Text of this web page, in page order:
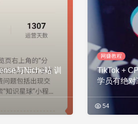
与Niche站 训
网赚教程
TikTok +
学员有绝对
54